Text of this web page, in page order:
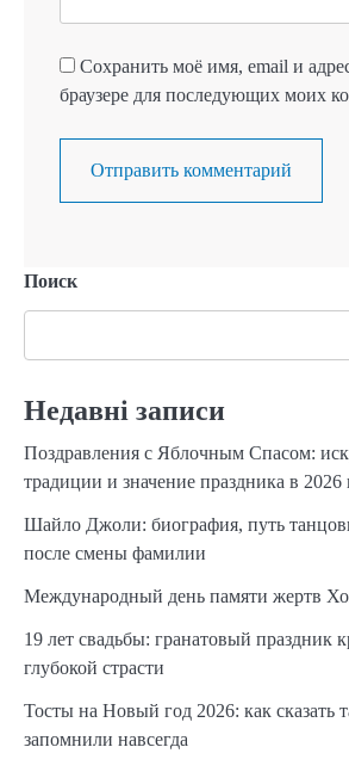
Сохранить моё имя, email и
браузере для последующих моих
Поиск
Недавні записи
Поздравления с Яблочным Спасом:
традиции и значение праздника в 2026
Шайло Джоли: биография, путь
после смены фамилии
Международный день памяти жертв
19 лет свадьбы: гранатовый праздник
глубокой страсти
Тосты на Новый год 2026: как сказать
запомнили навсегда